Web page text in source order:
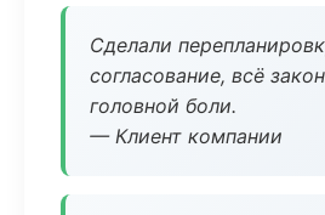
Сделали
согласование, всё
головной боли.
— Клиент компании